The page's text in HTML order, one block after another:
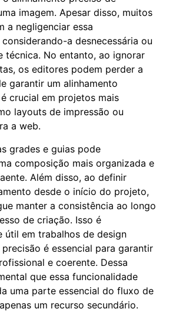
imagem. Apesar disso, muitos
a negligenciar essa
a desnecessária ou
técnica. No entanto, ao ignorar
os editores podem perder a
garantir um alinhamento
crucial em projetos mais
layouts de impressão ou
a web.
grades e guias pode
composição mais organizada e
Além disso, ao definir
desde o início do projeto,
manter a consistência ao longo
de criação. Isso é
útil em trabalhos de design
é essencial para garantir
e coerente. Dessa
que essa funcionalidade
uma parte essencial do fluxo de
um recurso secundário.